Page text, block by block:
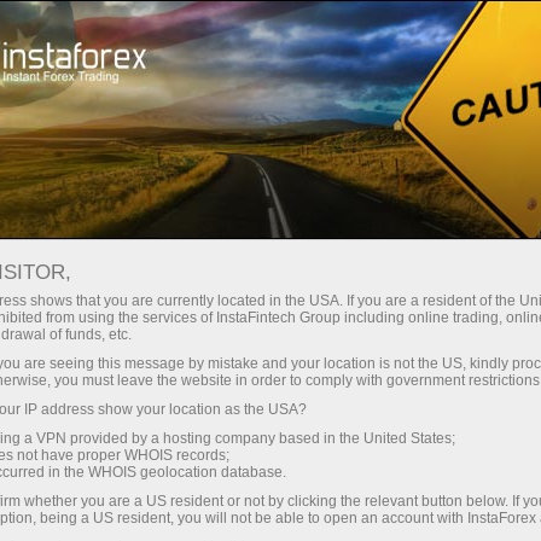
انسٹا فاریکس کے ساتھ، آپ
حاصل کرتے ہیں: 1:5000 تک کا فائدہ،
مارکیٹ میں کچھ بہترین اسپریڈز اور
کمیشنز، اور ٹریڈنگ اسٹاک اور انڈیکس
کے لیے فائدہ مند حالات۔
مختصر
30% بونس
ہر ڈیپازٹ پر
رفتار
تجارت اور ہائی ویز پر
shows that you are currently located in the USA. If you are a resident of the
from using the services of InstaFintech Group including online trading,
of funds, etc.
are seeing this message by mistake and your location is not the US, kindly
you must leave the website in order to comply with government
IP address show your location as the USA?
a VPN provided by a hosting company based in the United States;
not have proper WHOIS records;
in the WHOIS geolocation database.
whether you are a US resident or not by clicking the relevant button below. If
being a US resident, you will not be able to open an account with InstaForex